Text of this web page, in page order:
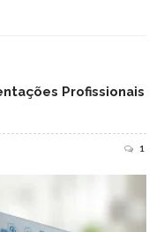
Profissionais
1